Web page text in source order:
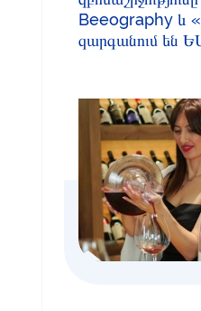
Beeography և
զարգանում են